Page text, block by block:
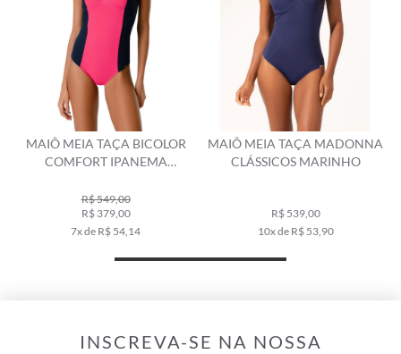
MAIÔ MEIA TAÇA BICOLOR
COMFORT IPANEMA
R$ 549,00
R$ 379,00
7x de R$ 54,14
MAIÔ MEIA TAÇA MADONNA
CLÁSSICOS MARINHO
R$ 539,00
10x de R$ 53,90
INSCREVA-SE NA NOSSA